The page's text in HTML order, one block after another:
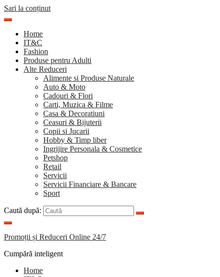
Sari la conținut
Home
IT&C
Fashion
Produse pentru Adulti
Alte Reduceri
Alimente si Produse Naturale
Auto & Moto
Cadouri & Flori
Carti, Muzica & Filme
Casa & Decoratiuni
Ceasuri & Bijuterii
Copii si Jucarii
Hobby & Timp liber
Ingrijire Personala & Cosmetice
Petshop
Retail
Servicii
Servicii Financiare & Bancare
Sport
Caută după:
Promoții și Reduceri Online 24/7
Cumpără inteligent
Home